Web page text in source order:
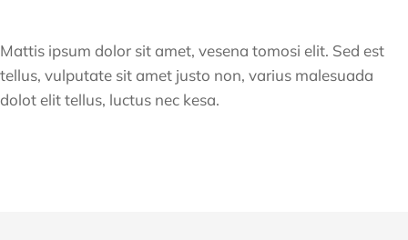
Mattis ipsum dolor sit amet, vesena tomosi elit. Sed est
tellus, vulputate sit amet justo non, varius malesuada
dolot elit tellus, luctus nec kesa.